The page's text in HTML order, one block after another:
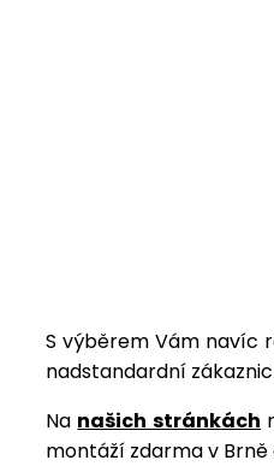
S výběrem Vám navíc
nadstandardní
Na našich stránkách
montáží zdarma v Brně